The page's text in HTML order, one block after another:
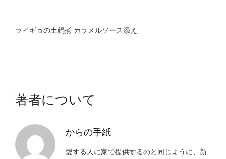
ライギョの土鍋煮 カラメルソース添え
著者について
からの手紙
愛する人に家で提供するのと同じように、新